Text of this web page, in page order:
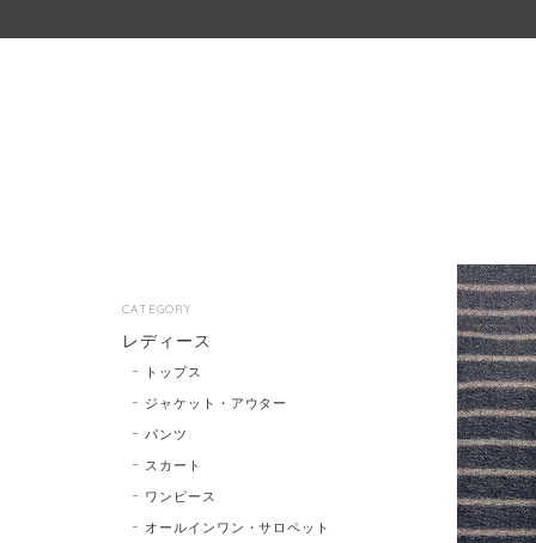
CATEGORY
レディース
トップス
ジャケット・アウター
パンツ
スカート
ワンピース
オールインワン・サロペット